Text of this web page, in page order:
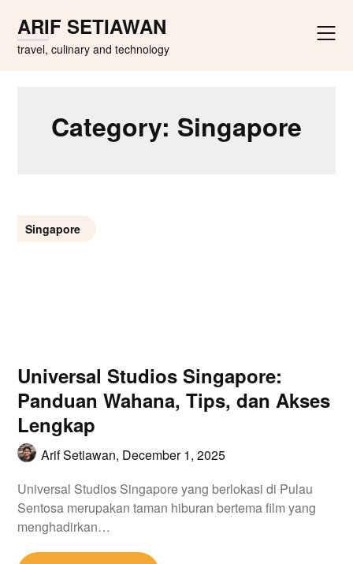
content
ARIF SETIAWAN
travel, culinary and technology
Category: Singapore
Singapore
Universal Studios Singapore:
Panduan Wahana, Tips, dan Akses
Lengkap
Arif Setiawan, December 1, 2025
Universal Studios Singapore yang berlokasi di Pulau
Sentosa merupakan taman hiburan bertema film yang
menghadirkan…